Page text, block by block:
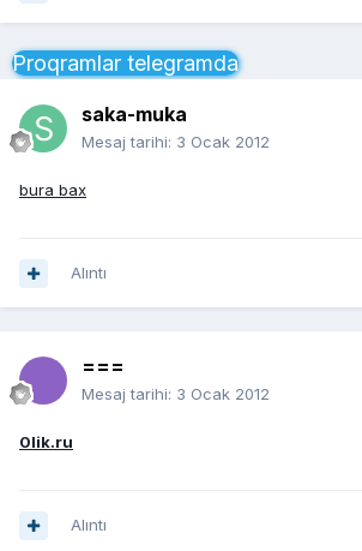
Proqramlar telegramda
saka-muka
Mesaj tarihi: 3 Ocak 2012
bura bax
Alıntı
===
Mesaj tarihi: 3 Ocak 2012
0lik.ru
Alıntı